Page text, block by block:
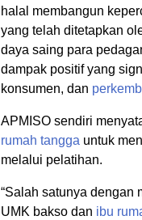
halal membangun
yang telah ditetapkan
daya saing para
dampak positif yang
konsumen, dan
APMISO sendiri
rumah tangga untuk
melalui pelatihan.
“Salah satunya dengan
UMK bakso dan ibu